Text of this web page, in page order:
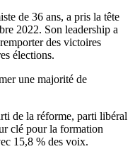
de 36 ans, a pris la tête
2022. Son leadership a
des victoires
élections.
une majorité de
de la réforme, parti libéral
clé pour la formation
15,8 % des voix.